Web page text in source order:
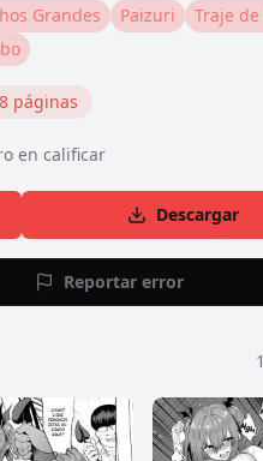
Grandes Paizuri
Traje
páginas
en calificar
Descargar
Reportar error